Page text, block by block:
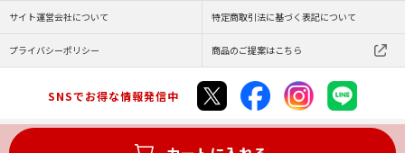
サイト運営会社について 特定商取引法に基づく表記について
プライバシーポリシー 商品のご提案はこちら
SNSでお得な情報発信中